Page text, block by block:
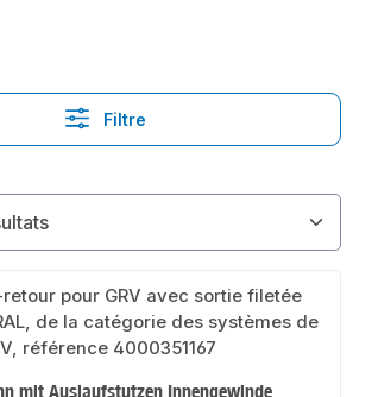
Filtre
mit Auslaufstutzen Innengewinde